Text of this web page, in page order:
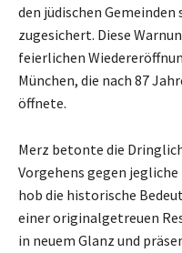
den jüdischen
zugesichert. Diese
feierlichen
München, die nach 87
öffnete.
Merz betonte die
Vorgehens gegen
hob die historische
einer originalgetreuen
in neuem Glanz und